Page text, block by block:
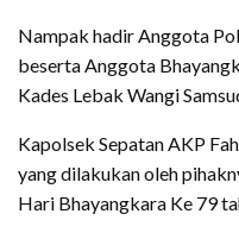
Nampak hadir Anggota
beserta Anggota
Kades Lebak Wangi
Kapolsek Sepatan AKP
yang dilakukan oleh
Hari Bhayangkara Ke 79